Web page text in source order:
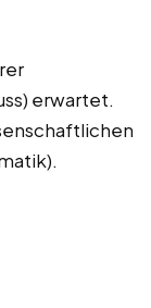
erwartet.